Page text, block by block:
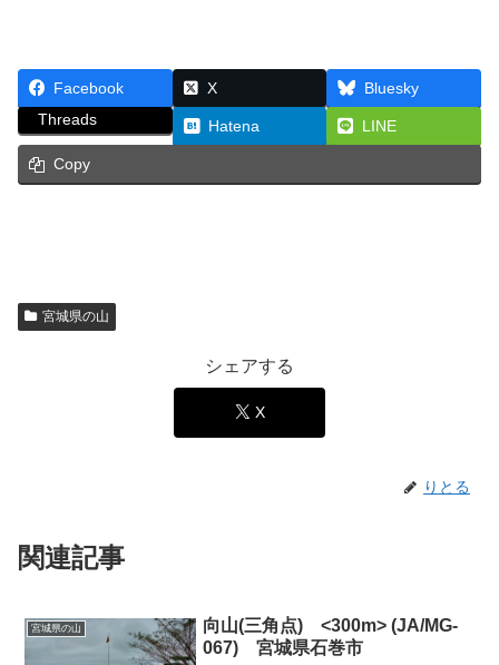
Facebook X
Bluesky
Threads
Hatena LINE
Copy
宮城県の山
シェアする
X
りとる
関連記事
宮城県の山
向山(三角点) <300m> (JA/MG-
067) 宮城県石巻市